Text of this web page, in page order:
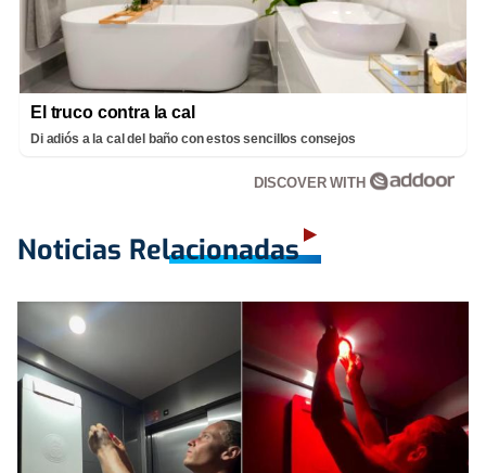
El truco contra la cal
Di adiós a la cal del baño con estos sencillos consejos
DISCOVER WITH
Noticias Relacionadas